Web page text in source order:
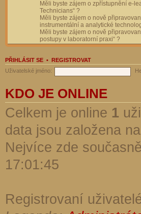
Měli byste zájem o zpřístupnění e-
Technicians“ ?
Měli byste zájem o nově
instrumentální a analytické
Měli byste zájem o nově
postupy v laboratorní praxi“ ?
PŘIHLÁSIT SE • REGISTROVAT
Uživatelské jméno:
KDO JE ONLINE
Celkem je online 1
data jsou založena
Nejvíce zde
17:01:45
Registrovaní